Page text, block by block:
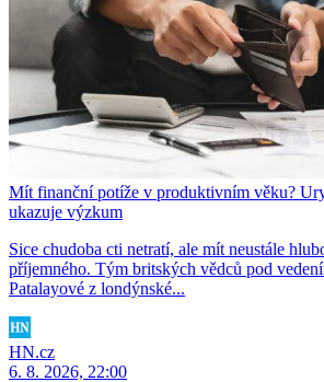
Mít finanční potíže v produktivním věku?
ukazuje výzkum
Sice chudoba cti netratí, ale mít neustále
příjemného. Tým britských vědců pod
Patalayové z londýnské...
HN.cz
6. 8. 2026, 22:00